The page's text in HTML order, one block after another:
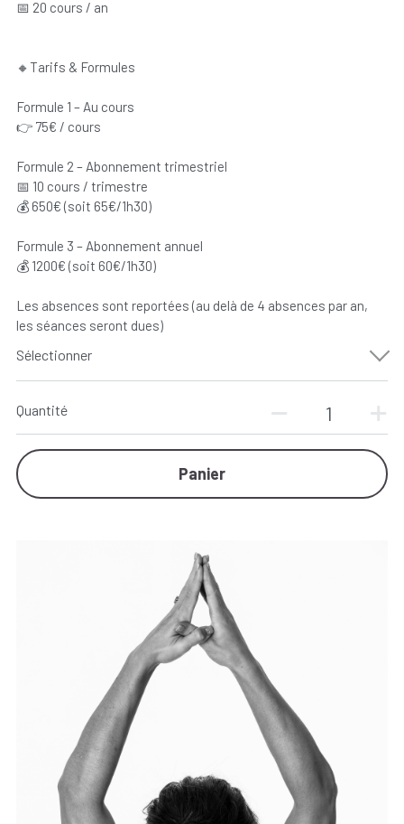
📅 20 cours / an
🔸Tarifs & Formules
Formule 1 – Au cours
👉 75€ / cours
Formule 2 – Abonnement trimestriel
📅 10 cours / trimestre
💰 650€ (soit 65€/1h30)
Formule 3 – Abonnement annuel
💰 1200€ (soit 60€/1h30)
Les absences sont reportées (au delà de 4 absences par an,
les séances seront dues)
Sélectionner
Quantité
Panier